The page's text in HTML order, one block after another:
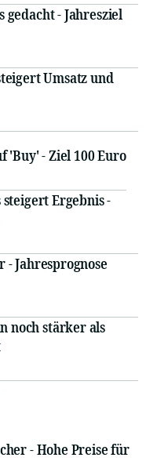
- Jahresziel
Umsatz und
'Buy' - Ziel 100 Euro
Ergebnis -
Jahresprognose
noch stärker als
- Hohe Preise für